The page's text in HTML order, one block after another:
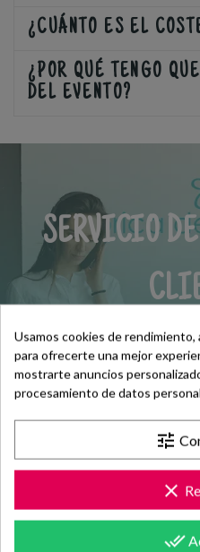
¿CUÁNTO ES EL
¿POR QUÉ TENGO
DEL EVENTO?
SERVICIO
Contacta
Revisa
Usamos cookies de rendimiento,
para ofrecerte una mejor
mostrarte anuncios
procesamiento de datos
tune
clear
done_all